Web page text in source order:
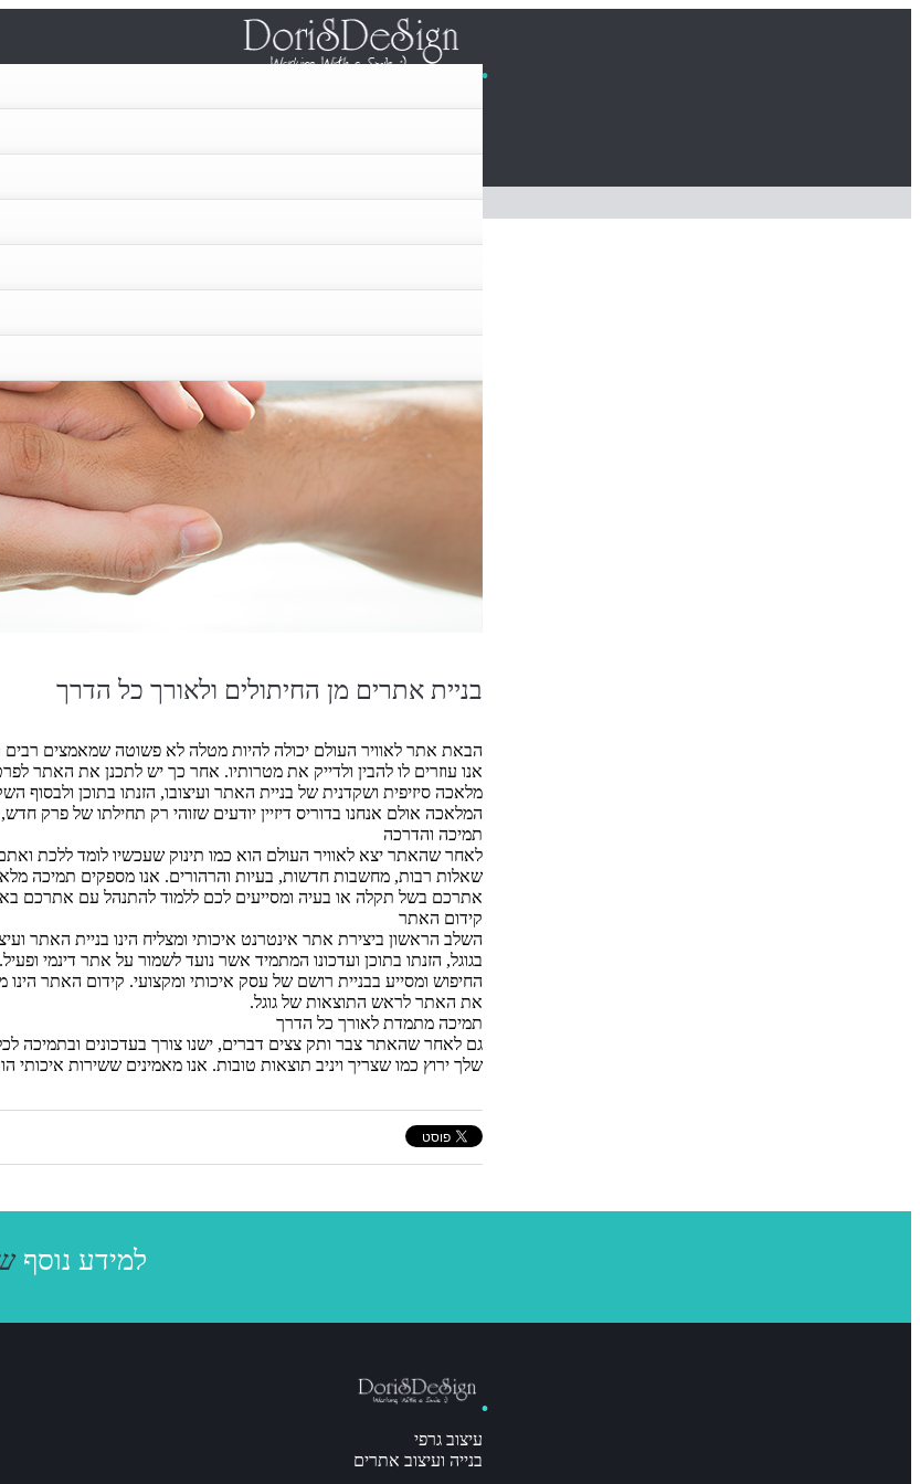
בניית אתרים מן החיתולים ולאורך כל הדרך
הבאת אתר לאוויר העולם יכולה להיות מטלה לא פשוטה שמאמצים רבים
אנו עוזרים לו להבין ולדייק את מטרותיו. אחר כך יש לתכנן את האתר
מלאכה סיזיפית ושקדנית של בניית האתר ועיצובו, הזנתו בתוכן
המלאכה אולם אנחנו בדוריס דיזיין יודעים שזוהי רק תחילתו של פרק
תמיכה והדרכה
לאחר שהאתר יצא לאוויר העולם הוא כמו תינוק שעכשיו לומד ללכת
שאלות רבות, מחשבות חדשות, בעיות והרהורים. אנו מספקים תמיכה
אתרכם בשל תקלה או בעיה ומסייעים לכם ללמוד להתנהל עם אתרכם
קידום האתר
השלב הראשון ביצירת אתר אינטרנט איכותי ומצליח הינו בניית האתר
בגוגל, הזנתו בתוכן ועדכונו המתמיד אשר נועד לשמור על אתר דינמי
החיפוש ומסייע בבניית רושם של עסק איכותי ומקצועי. קידום האתר
את האתר לראש התוצאות של גוגל.
תמיכה מתמדת לאורך כל הדרך
גם לאחר שהאתר צבר ותק צצים דברים, ישנו צורך בעדכונים ובתמיכה
שלך ירוץ כמו שצריך ויניב תוצאות טובות. אנו מאמינים ששירות
למידע נוסף
עיצוב גרפי
בנייה ועיצוב אתרים